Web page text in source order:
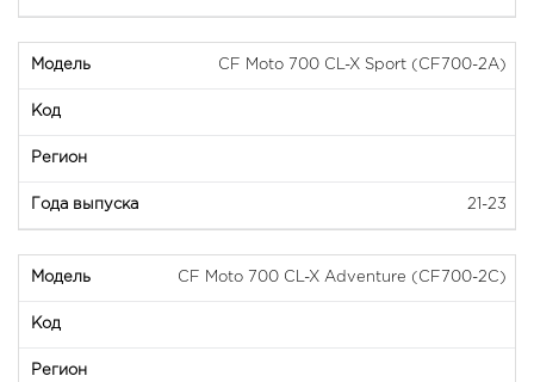
CF Moto 700 CL-X Sport (CF700-2A)
21-23
CF Moto 700 CL-X Adventure (CF700-2C)